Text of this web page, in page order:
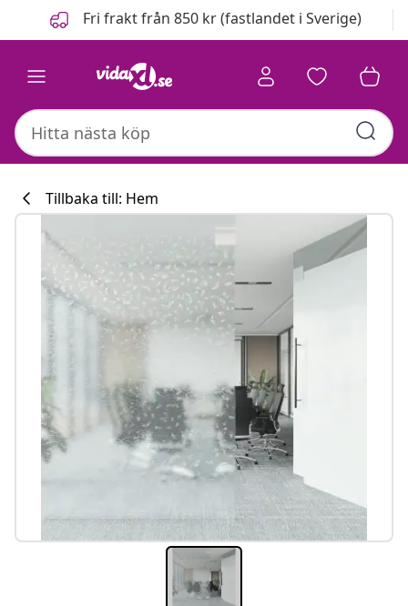
FöregåendeFri frakt från 850 kr (fastlandet i Sverige)
Tillbaka till: Hem